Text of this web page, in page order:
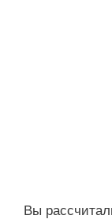
Вы